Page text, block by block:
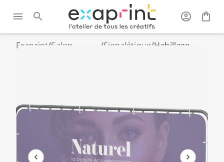
Exaprint/Salon
/Signalétique/Habillage